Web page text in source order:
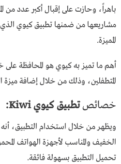
باهراً، وحازت على إقبال أكبر عدد من
مشاريعها من ضمنها تطبيق كيوي
المميزة.
أهم ما تميز به كيوي هو المحافظة
المتطفلين، وذلك من خلال إضافة
خصائصتطبيق كيوي Kiwi:
ويظهر من خلال استخدام التطبيق،
الخفيف والمناسب لأجهزة الهواتف
تحميل التطبيق بسهولة فائقة.